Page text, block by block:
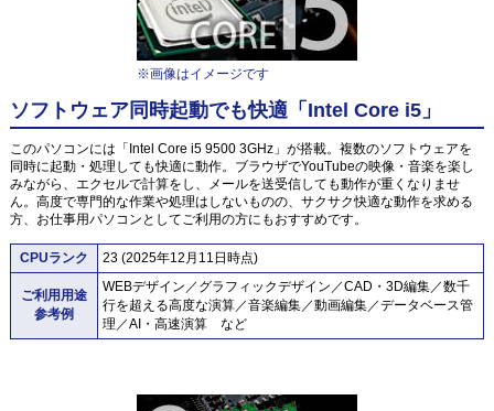
※画像はイメージです
ソフトウェア同時起動でも快適「Intel Core i5」
このパソコンには「Intel Core i5 9500 3GHz」が搭載。複数のソフトウェアを
同時に起動・処理しても快適に動作。ブラウザでYouTubeの映像・音楽を楽し
みながら、エクセルで計算をし、メールを送受信しても動作が重くなりませ
ん。高度で専門的な作業や処理はしないものの、サクサク快適な動作を求める
方、お仕事用パソコンとしてご利用の方にもおすすめです。
CPUランク 23 (2025年12月11日時点)
ご利用用途
参考例
WEBデザイン／グラフィックデザイン／CAD・3D編集／数千
行を超える高度な演算／音楽編集／動画編集／データベース管
理／AI・高速演算 など